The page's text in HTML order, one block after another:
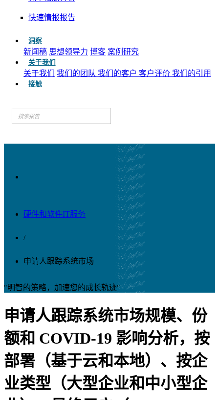
快速情报报告
洞察
新闻稿 思想领导力 博客 案例研究
关于我们
关于我们 我们的团队 我们的客户 客户评价 我们的引用
接触
硬件和软件IT服务
/
申请人跟踪系统市场
"明智的策略，加速您的成长轨迹"
申请人跟踪系统市场规模、份
额和 COVID-19 影响分析，按
部署（基于云和本地）、按企
业类型（大型企业和中小型企